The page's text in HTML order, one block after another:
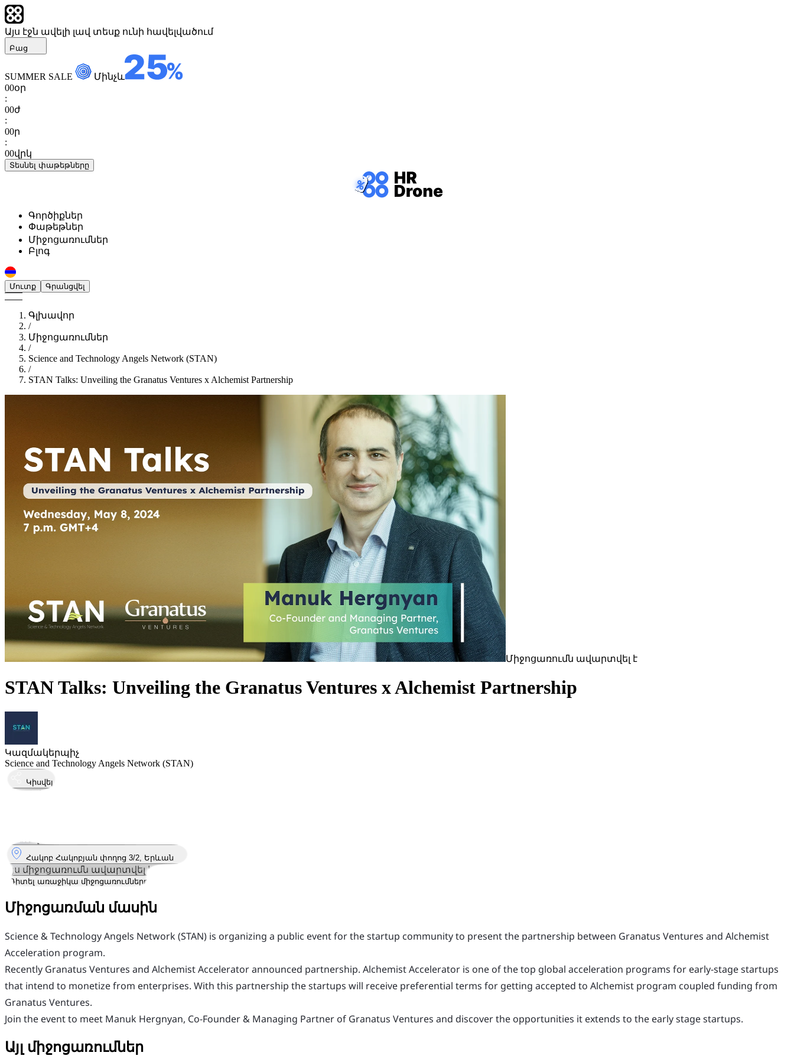
Այս էջն ավելի լավ տեսք ունի հավելվածում
Բաց
SUMMER SALE
Մինչև
00օր
:
00ժ
:
00ր
:
00վրկ
Տեսնել փաթեթները
Գործիքներ
Փաթեթներ
Միջոցառումներ
Բլոգ
Մուտք Գրանցվել
Գլխավոր
/
Միջոցառումներ
/
Science and Technology Angels Network (STAN)
/
STAN Talks: Unveiling the Granatus Ventures x Alchemist Partnership
Միջոցառումն ավարտվել է
STAN Talks: Unveiling the Granatus Ventures x Alchemist Partnership
Կազմակերպիչ
Science and Technology Angels Network (STAN)
Կիսվել
Կայացել է
Հակոբ Հակոբյան փողոց 3/2, Երևան
Այս միջոցառումն ավարտվել է
Դիտել առաջիկա միջոցառումները
Միջոցառման մասին
Science & Technology Angels Network (STAN) is organizing a public event for the startup community to present the partnership between Granatus Ventures and Alchemist
Acceleration program.
​Recently Granatus Ventures and Alchemist Accelerator announced partnership. Alchemist Accelerator is one of the top global acceleration programs for early-stage startups
that intend to monetize from enterprises. With this partnership the startups will receive preferential terms for getting accepted to Alchemist program coupled funding from
Granatus Ventures.
​Join the event to meet Manuk Hergnyan, Co-Founder & Managing Partner of Granatus Ventures and discover the opportunities it extends to the early stage startups.
Այլ միջոցառումներ